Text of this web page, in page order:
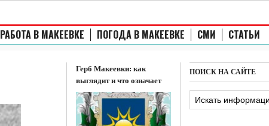
РАБОТА В МАКЕЕВКЕ ПОГОДА В МАКЕЕВКЕ СМИ СТАТЬИ
Герб Макеевки: как
выглядит и что означает
ПОИСК НА САЙТЕ